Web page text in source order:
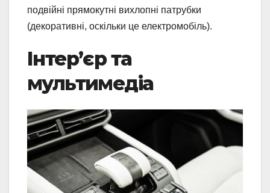
подвійні прямокутні вихлопні патрубки
(декоративні, оскільки це електромобіль).
Інтер’єр та
мультимедіа